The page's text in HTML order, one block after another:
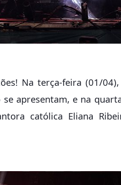
Na terça-feira (01/
apresentam, e na
católica Eliana